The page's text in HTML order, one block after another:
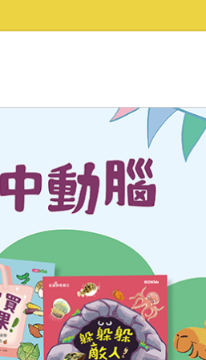
小康軒親子網
FB粉絲專頁由此進